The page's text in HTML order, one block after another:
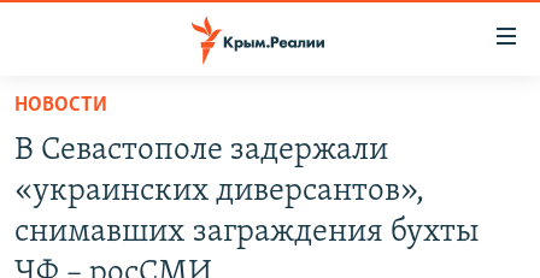
Вернуться
основному
содержанию
Вернутся
КАРТА ВОЕННЫХ ОБЪЕКТОВ КРЫМА
ВОДА
ИСТОРИЯ
НОВОСТИ
В Севастополе задержали
«украинских диверсантов»,
снимавших заграждения бухты